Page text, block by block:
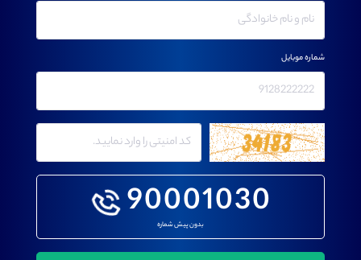
90001030
بدون پیش شماره
شماره موبایل